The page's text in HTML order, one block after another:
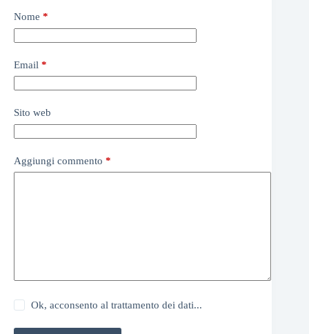
Nome *
Email *
Sito web
Aggiungi commento *
Ok, acconsento al trattamento dei dati...